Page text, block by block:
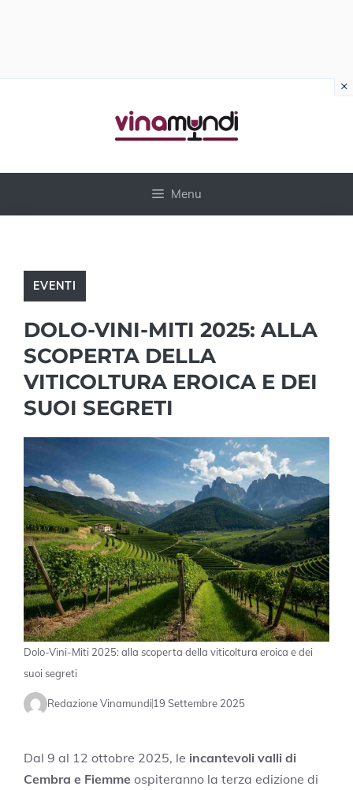
Menu
EVENTI
DOLO-VINI-MITI 2025: ALLA
SCOPERTA DELLA
VITICOLTURA EROICA E DEI
SUOI SEGRETI
Dolo-Vini-Miti 2025: alla scoperta della viticoltura eroica e dei
suoi segreti
Redazione Vinamundi19 Settembre 2025
Dal 9 al 12 ottobre 2025, le incantevoli valli di
Cembra e Fiemme ospiteranno la terza edizione di
×